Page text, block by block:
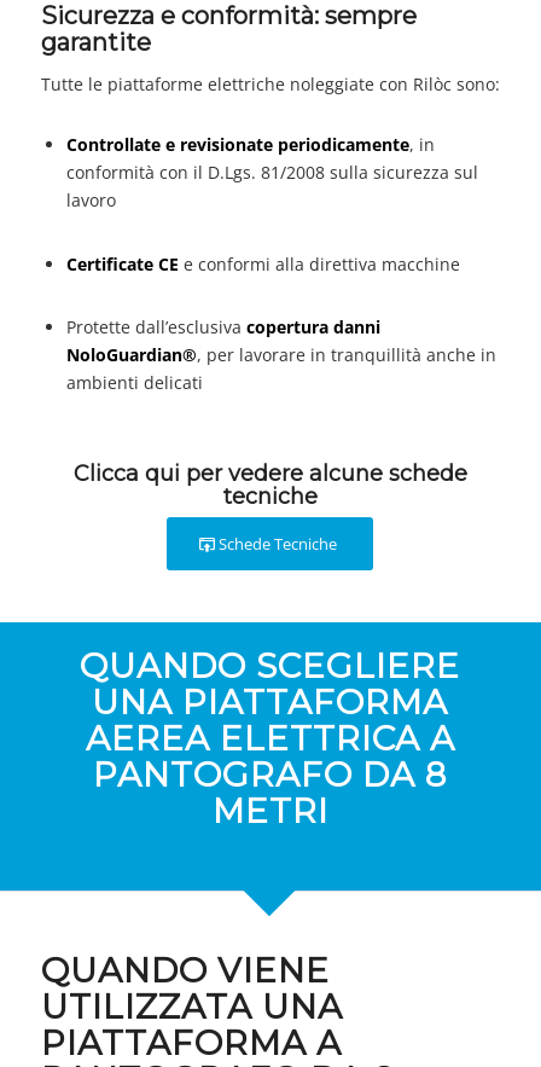
Sicurezza e conformità: sempre
garantite
Tutte le piattaforme elettriche noleggiate con Rilòc sono:
Controllate e revisionate periodicamente, in
conformità con il D.Lgs. 81/2008 sulla sicurezza sul
lavoro
Certificate CE e conformi alla direttiva macchine
Protette dall’esclusiva copertura danni
NoloGuardian®, per lavorare in tranquillità anche in
ambienti delicati
Clicca qui per vedere alcune schede
tecniche
Schede Tecniche
QUANDO SCEGLIERE
UNA PIATTAFORMA
AEREA ELETTRICA A
PANTOGRAFO DA 8
METRI
QUANDO VIENE
UTILIZZATA UNA
PIATTAFORMA A